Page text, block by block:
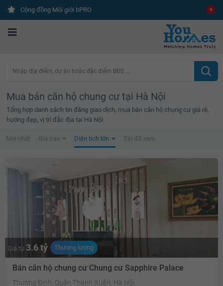
Cộng đồng Môi giới bPRO
Nhập địa điểm, dự án hoặc đặc điểm BĐS ...
Mua bán căn hộ chung cư tại Hà Nội
Tổng hợp danh sách tin đăng giao dịch, mua bán căn hộ chung cư giá rẻ,
hướng đẹp, vị trí đắc địa tại Hà Nội
Mới nhất Giá cao Diện tích lớn Tin đã xem
Giá từ 3.6 tỷ Thương lượng
Bán căn hộ chung cư Chung cư Sapphire Palace
Thượng Đình, Quận Thanh Xuân, Hà Nội